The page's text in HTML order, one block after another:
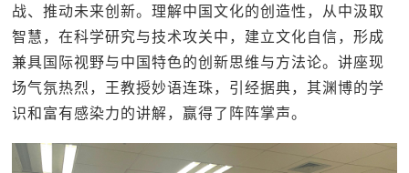
战、推动未来创新。理解中国文化的创造性，从中汲取
智慧，在科学研究与技术攻关中，建立文化自信，形成
兼具国际视野与中国特色的创新思维与方法论。讲座现
场气氛热烈，王教授妙语连珠，引经据典，其渊博的学
识和富有感染力的讲解，赢得了阵阵掌声。